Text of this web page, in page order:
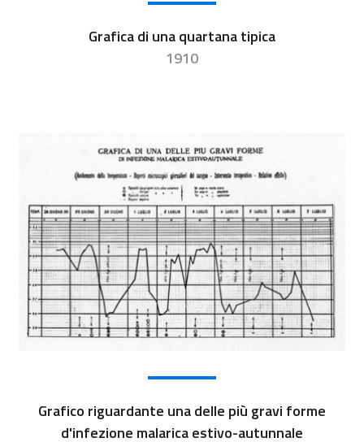
Grafica di una quartana tipica
1910
Grafico riguardante una delle più gravi forme
d'infezione malarica estivo-autunnale